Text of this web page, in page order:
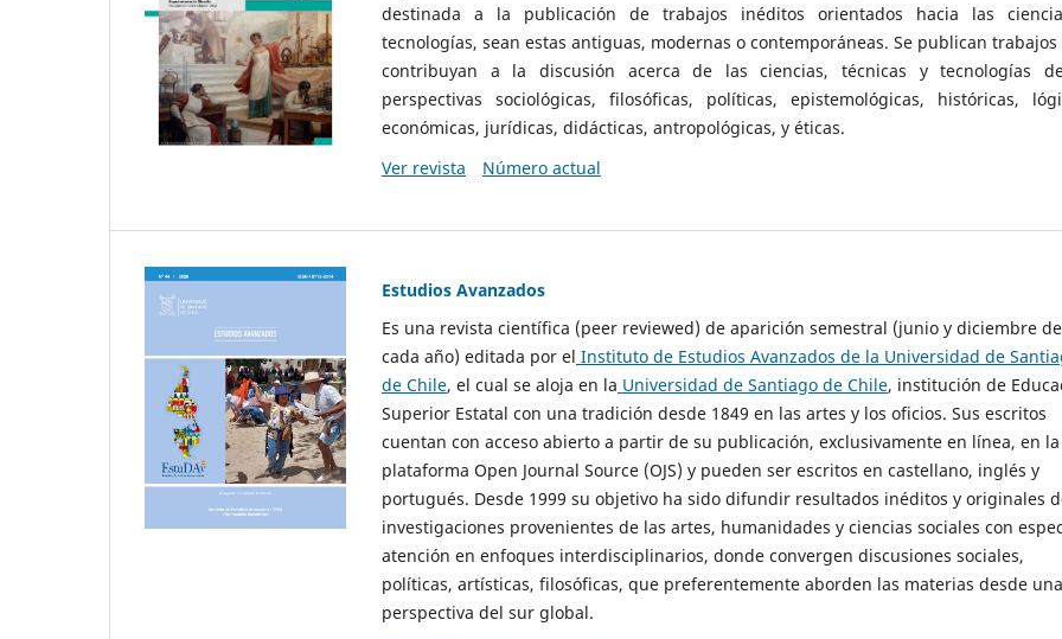
destinada a la publicación de trabajos inéditos orientados hacia las
tecnologías, sean estas antiguas, modernas o contemporáneas. Se publican
contribuyan a la discusión acerca de las ciencias, técnicas y tecnologías
perspectivas sociológicas, filosóficas, políticas, epistemológicas, históricas,
económicas, jurídicas, didácticas, antropológicas, y éticas.
Ver revista
Número actual
Estudios Avanzados
Es una revista científica (peer reviewed) de aparición semestral (junio y diciembre de
cada año) editada por el Instituto de Estudios Avanzados de la Universidad de
de Chile, el cual se aloja en la Universidad de Santiago de Chile, institución de
Superior Estatal con una tradición desde 1849 en las artes y los oficios. Sus escritos
cuentan con acceso abierto a partir de su publicación, exclusivamente en línea, en la
plataforma Open Journal Source (OJS) y pueden ser escritos en castellano, inglés y
portugués. Desde 1999 su objetivo ha sido difundir resultados inéditos y originales
investigaciones provenientes de las artes, humanidades y ciencias sociales con
atención en enfoques interdisciplinarios, donde convergen discusiones sociales,
políticas, artísticas, filosóficas, que preferentemente aborden las materias desde una
perspectiva del sur global.